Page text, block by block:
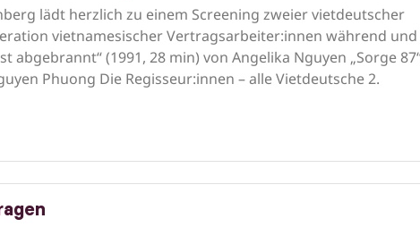
lädt herzlich zu einem Screening zweier vietdeutscher
vietnamesischer Vertragsarbeiter:innen während und
abgebrannt“ (1991, 28 min) von Angelika Nguyen „Sorge
Phuong Die Regisseur:innen – alle Vietdeutsche 2.